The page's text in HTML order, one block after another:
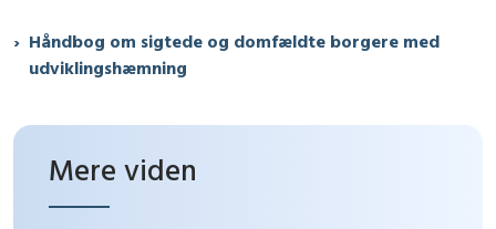
Håndbog om sigtede og domfældte borgere med
udviklingshæmning
Mere viden